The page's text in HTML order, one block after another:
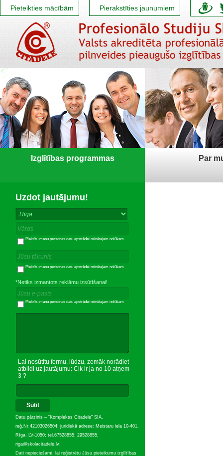
Pieteikties mācībām Pierakstīties jaunumiem
Izglītības programmas Par
Uzdot jautājumu!
Piekrītu manu personas datu apstrādei minētajam nolūkam
Piekrītu manu personas datu apstrādei minētajam nolūkam
*Netiks izmantots reklāmu izsūtīšanai!
Piekrītu manu personas datu apstrādei minētajam nolūkam
Lai nosūtītu formu, lūdzu, zemāk norādiet
atbildi uz jautājumu: Cik ir ja no 10 atņem
3 ?
Sūtīt
Datu pārzinis – “Komplekss Citadele” SIA,
reģ.Nr.42103026504; juridiskā adrese: Meistaru iela 10-401,
Rīga, LV-1050; tel.67528855, 29528855,
riga@skolacitadele.lv;
Dati nepieciešami, lai reģistrētu Jūsu pieteikumu izglītības